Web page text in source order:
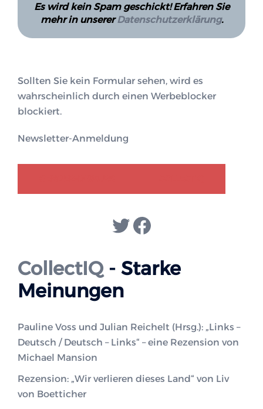
Es wird kein Spam geschickt! Erfahren Sie
mehr in unsererDatenschutzerklärung.
Sollten Sie kein Formular sehen, wird es
wahrscheinlich durch einen Werbeblocker
blockiert.
Newsletter-Anmeldung
Twitter
Facebook
CollectIQ- Starke
Meinungen
Pauline Voss und Julian Reichelt (Hrsg.): „Links –
Deutsch / Deutsch – Links“ – eine Rezension von
Michael Mansion
Rezension: „Wir verlieren dieses Land“ von Liv
von Boetticher